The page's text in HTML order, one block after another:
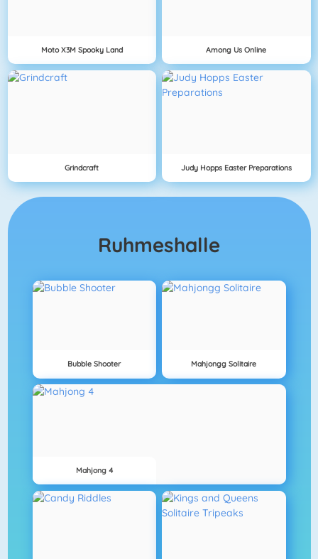
Moto X3M Spooky Land Among Us Online
Grindcraft Judy Hopps Easter Preparations
Ruhmeshalle
Bubble Shooter Mahjongg Solitaire
Mahjong 4